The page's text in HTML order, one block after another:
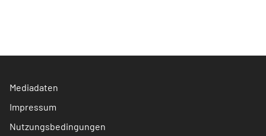
Mediadaten
Impressum
Nutzungsbedingungen